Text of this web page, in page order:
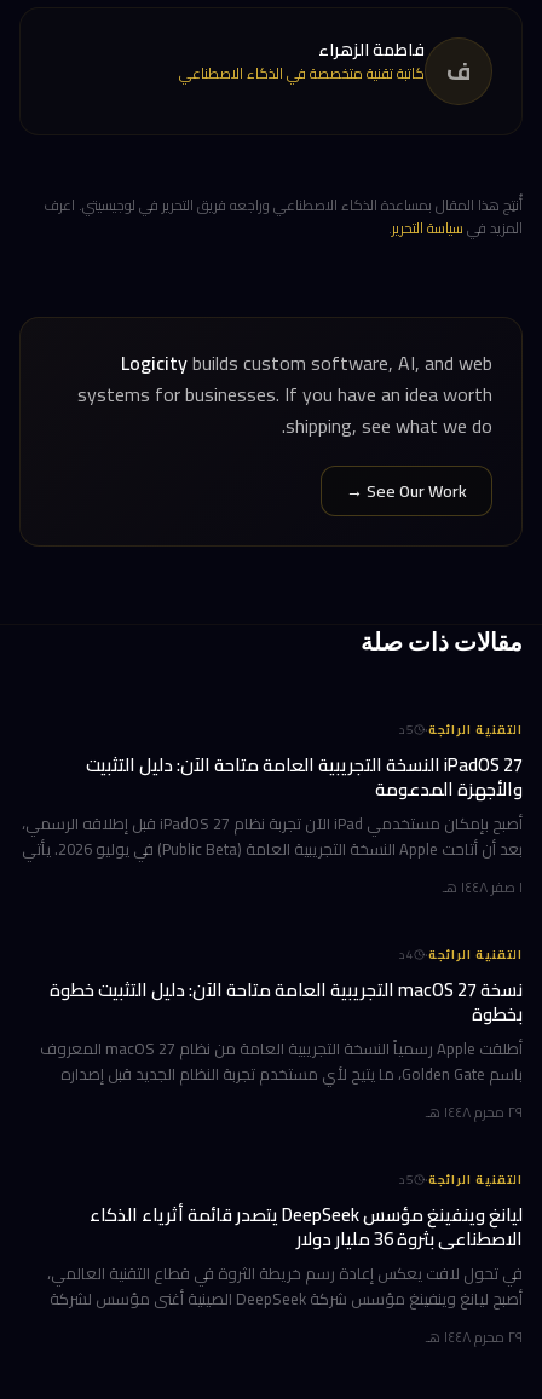
ف فاطمة الزهراء
كاتبة تقنية متخصصة في الذكاء الاصطناعي
أُنتِج هذا المقال بمساعدة الذكاء الاصطناعي وراجعه فريق التحرير في لوجيسيتي. اعرف
المزيد فيسياسة التحرير.
Logicitybuilds custom software, AI, and web
systems for businesses. If you have an idea worth
shipping, see what we do.
See Our Work →
مقالات ذات صلة
التقنية الرائجة·
5د
iPadOS 27 النسخة التجريبية العامة متاحة الآن: دليل التثبيت
والأجهزة المدعومة
أصبح بإمكان مستخدمي iPad الآن تجربة نظام iPadOS 27 قبل إطلاقه الرسمي،
بعد أن أتاحت Apple النسخة التجريبية العامة (Public Beta) في يوليو 2026. يأتي
١ صفر ١٤٤٨ هـ
التقنية الرائجة·
4د
نسخة macOS 27 التجريبية العامة متاحة الآن: دليل التثبيت خطوة
بخطوة
أطلقت Apple رسمياً النسخة التجريبية العامة من نظام macOS 27 المعروف
باسم Golden Gate، ما يتيح لأي مستخدم تجربة النظام الجديد قبل إصداره
٢٩ محرم ١٤٤٨ هـ
التقنية الرائجة·
5د
ليانغ وينفينغ مؤسس DeepSeek يتصدر قائمة أثرياء الذكاء
الاصطناعي بثروة 36 مليار دولار
في تحول لافت يعكس إعادة رسم خريطة الثروة في قطاع التقنية العالمي،
أصبح ليانغ وينفينغ مؤسس شركة DeepSeek الصينية أغنى مؤسس لشركة
٢٩ محرم ١٤٤٨ هـ